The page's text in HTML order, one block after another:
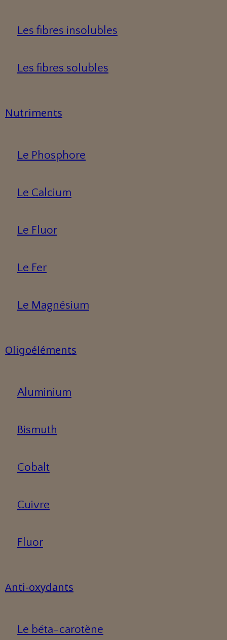
Les fibres insolubles
Les fibres solubles
Nutriments
Le Phosphore
Le Calcium
Le Fluor
Le Fer
Le Magnésium
Oligoéléments
Aluminium
Bismuth
Cobalt
Cuivre
Fluor
Anti-oxydants
Le béta-carotène